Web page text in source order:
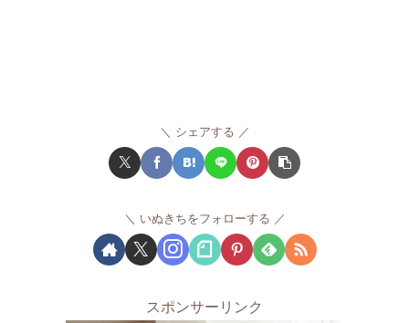
シェアする
いぬきちをフォローする
スポンサーリンク